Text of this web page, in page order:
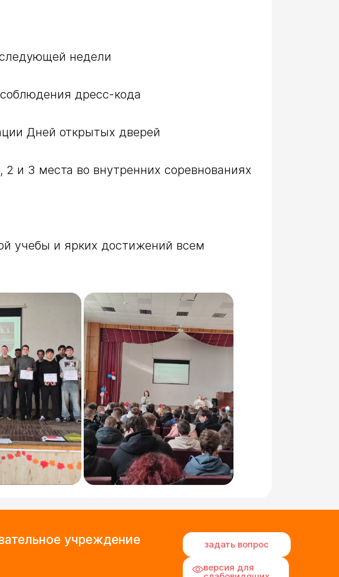
и 3 места во внутренних соревнованиях
учебы и ярких достижений всем
учреждение
задать вопрос
версия для